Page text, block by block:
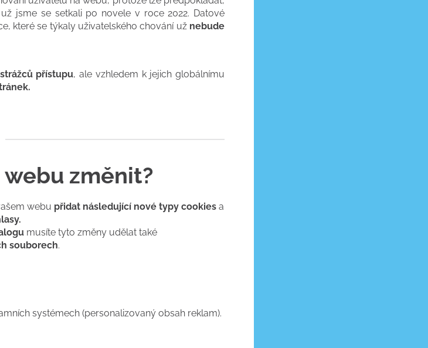
jsme se setkali po novele v roce 2022. Datové
které se týkaly uživatelského chování už nebude
přístupu, ale vzhledem k jejich globálnímu
změnit?
webu přidat následující nové typy cookies a
musíte tyto změny udělat také
souborech.
systémech (personalizovaný obsah reklam).